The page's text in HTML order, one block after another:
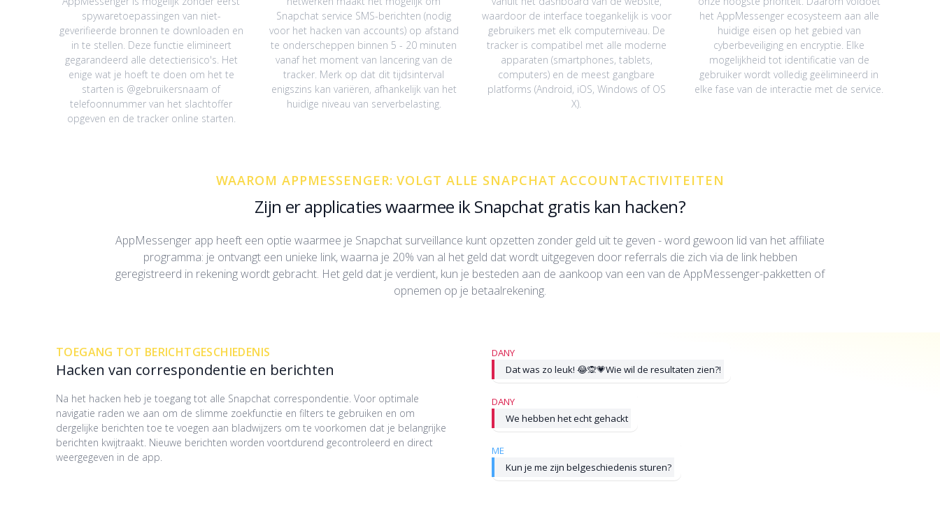
spywaretoepassingen van niet-
geverifieerde bronnen te downloaden en
in te stellen. Deze functie elimineert
gegarandeerd alle detectierisico's. Het
enige wat je hoeft te doen om het te
starten is @gebruikersnaam of
telefoonnummer van het slachtoffer
opgeven en de tracker online starten.
Snapchat service SMS-berichten (nodig
voor het hacken van accounts) op afstand
te onderscheppen binnen 5 - 20 minuten
vanaf het moment van lancering van de
tracker. Merk op dat dit tijdsinterval
enigszins kan variëren, afhankelijk van het
huidige niveau van serverbelasting.
waardoor de interface toegankelijk is voor
gebruikers met elk computerniveau. De
tracker is compatibel met alle moderne
apparaten (smartphones, tablets,
computers) en de meest gangbare
platforms (Android, iOS, Windows of OS
X).
het AppMessenger ecosysteem aan alle
huidige eisen op het gebied van
cyberbeveiliging en encryptie. Elke
mogelijkheid tot identificatie van de
gebruiker wordt volledig geëlimineerd in
elke fase van de interactie met de service.
WAAROM APPMESSENGER: VOLGT ALLE SNAPCHAT ACCOUNTACTIVITEITEN
Zijn er applicaties waarmee ik Snapchat gratis kan hacken?
AppMessenger app heeft een optie waarmee je Snapchat surveillance kunt opzetten zonder geld uit te geven - word gewoon lid van het affiliate
programma: je ontvangt een unieke link, waarna je 20% van al het geld dat wordt uitgegeven door referrals die zich via de link hebben
geregistreerd in rekening wordt gebracht. Het geld dat je verdient, kun je besteden aan de aankoop van een van de AppMessenger-pakketten of
opnemen op je betaalrekening.
TOEGANG TOT BERICHTGESCHIEDENIS
Hacken van correspondentie en berichten
Na het hacken heb je toegang tot alle Snapchat correspondentie. Voor optimale
navigatie raden we aan om de slimme zoekfunctie en filters te gebruiken en om
dergelijke berichten toe te voegen aan bladwijzers om te voorkomen dat je belangrijke
berichten kwijtraakt. Nieuwe berichten worden voortdurend gecontroleerd en direct
weergegeven in de app.
DANY
Dat was zo leuk! 😂🙊💗Wie wil de resultaten zien?!
DANY
We hebben het echt gehackt
ME
Kun je me zijn belgeschiedenis sturen?